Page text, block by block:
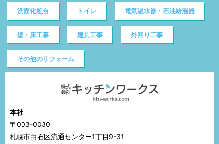
洗面化粧台 トイレ 電気温水器・石油給湯器
壁・床工事 建具工事 外回り工事
その他のリフォーム
本社
〒003-0030
札幌市白石区流通センター1丁目9-31